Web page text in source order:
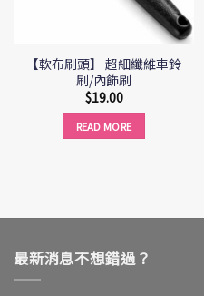
【軟布刷頭】 超細纖維車鈴
刷/內飾刷
$19.00
READ MORE
最新消息不想錯過？